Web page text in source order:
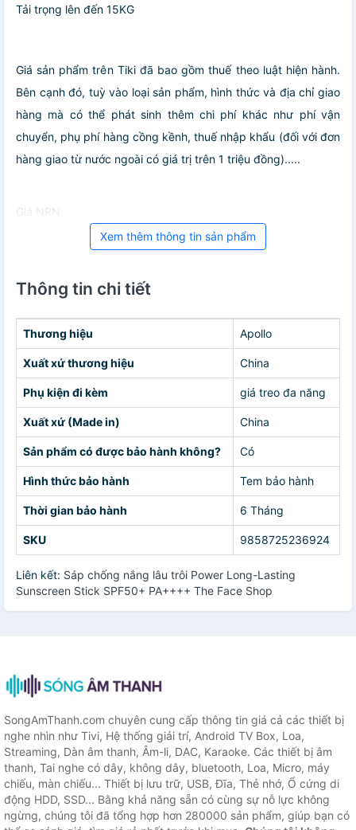
Tải trọng lên đến 15KG
Giá sản phẩm trên Tiki đã bao gồm thuế theo luật hiện hành.
Bên cạnh đó, tuỳ vào loại sản phẩm, hình thức và địa chỉ giao
hàng mà có thể phát sinh thêm chi phí khác như phí vận
chuyển, phụ phí hàng cồng kềnh, thuế nhập khẩu (đối với đơn
hàng giao từ nước ngoài có giá trị trên 1 triệu đồng).....
Giá NRN
Xem thêm thông tin sản phẩm
Thông tin chi tiết
Thương hiệu Apollo
Xuất xứ thương hiệu China
Phụ kiện đi kèm giá treo đa năng
Xuất xứ (Made in) China
Sản phẩm có được bảo hành không? Có
Hình thức bảo hành Tem bảo hành
Thời gian bảo hành 6 Tháng
SKU 9858725236924
Liên kết: Sáp chống nắng lâu trôi Power Long-Lasting
Sunscreen Stick SPF50+ PA++++ The Face Shop
SongAmThanh.com chuyên cung cấp thông tin giá cả các thiết bị
nghe nhìn như Tivi, Hệ thống giải trí, Android TV Box, Loa,
Streaming, Dàn âm thanh, Âm-li, DAC, Karaoke. Các thiết bị âm
thanh, Tai nghe có dây, không dây, bluetooth, Loa, Micro, máy
chiếu, màn chiếu... Thiết bị lưu trữ, USB, Đĩa, Thẻ nhớ, Ổ cứng di
động HDD, SSD... Bằng khả năng sẵn có cùng sự nỗ lực không
ngừng, chúng tôi đã tổng hợp hơn 280000 sản phẩm, giúp bạn có